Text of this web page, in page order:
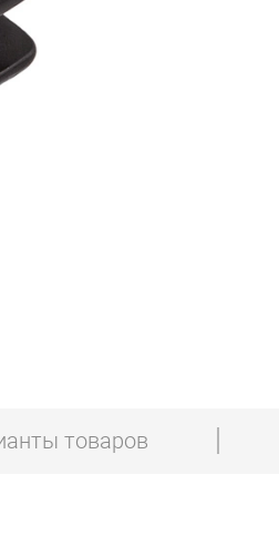
товаров